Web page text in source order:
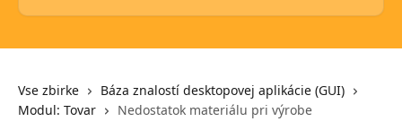
Vse zbirke
Báza znalostí desktopovej aplikácie (GUI)
Modul: Tovar
Nedostatok materiálu pri výrobe